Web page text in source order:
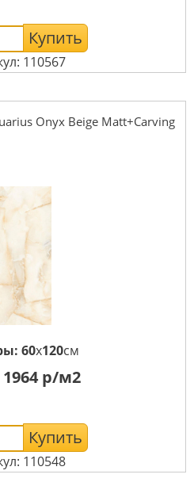
Купить
110567
Onyx Beige Matt+Carving
60x120см
1964 р/м2
Купить
110548